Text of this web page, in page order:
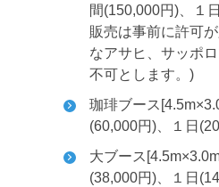
間(150,000円)、１
販売は事前に許可
なアサヒ、サッポ
不可とします。)
珈琲ブース
(60,000円)、１日
大ブース
(38,000円)、１日